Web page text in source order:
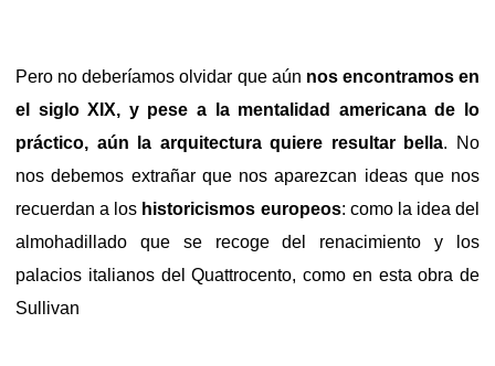
Pero no deberíamos olvidar que aún nos encontramos en
el siglo XIX, y pese a la mentalidad americana de lo
práctico, aún la arquitectura quiere resultar bella. No
nos debemos extrañar que nos aparezcan ideas que nos
recuerdan a los historicismos europeos: como la idea del
almohadillado que se recoge del renacimiento y los
palacios italianos del Quattrocento, como en esta obra de
Sullivan